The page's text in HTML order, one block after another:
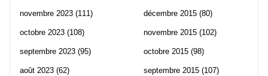
novembre 2023 (111)
octobre 2023 (108)
septembre 2023 (95)
août 2023 (62)
décembre 2015 (80)
novembre 2015 (102)
octobre 2015 (98)
septembre 2015 (107)